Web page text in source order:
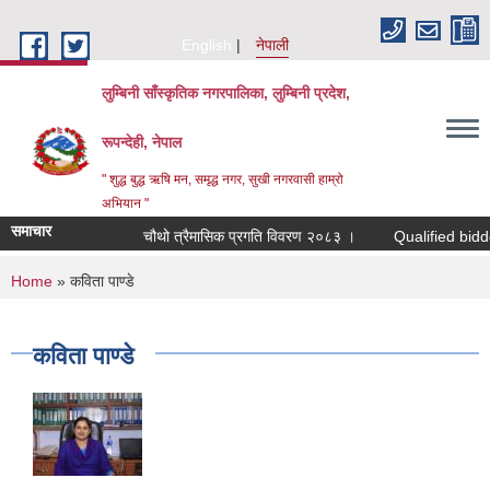
English
नेपाली
लुम्बिनी साँस्कृतिक नगरपालिका, लुम्बिनी प्रदेश,
रूपन्देही, नेपाल
" शुद्ध बुद्ध ऋषि मन, समृद्ध नगर, सुखी नगरवासी हाम्रो
अभियान "
समाचार चौथो त्रैमासिक प्रगति विवरण २०८३ । Qualified bidders in
You are here
Home » कविता पाण्डे
कविता पाण्डे